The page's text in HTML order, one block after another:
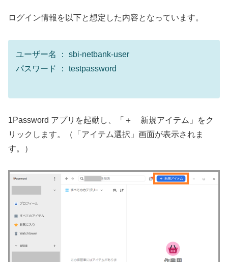
ログイン情報を以下と想定した内容となっています。
ユーザー名 ： sbi-netbank-user
パスワード ： testpassword
1Password アプリを起動し、「＋ 新規アイテム」をク
リックします。（「アイテム選択」画面が表示されま
す。）